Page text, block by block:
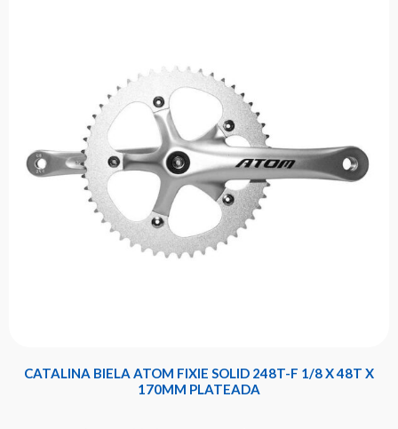
CATALINA BIELA ATOM FIXIE SOLID 248T-F 1/8 X 48T X
170MM PLATEADA